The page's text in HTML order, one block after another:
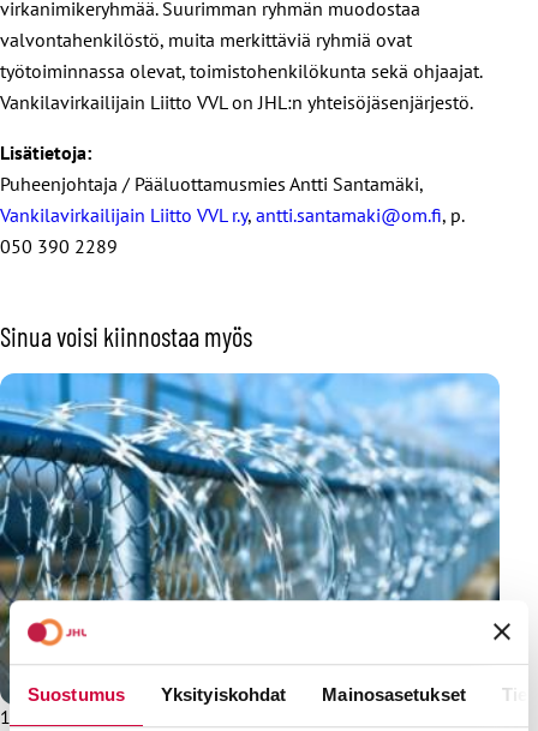
Suostumus Yksityiskohdat Mainosasetukset
virkanimikeryhmää. Suurimman ryhmän muodostaa
valvontahenkilöstö, muita merkittäviä ryhmiä ovat
työtoiminnassa olevat, toimistohenkilökunta sekä ohjaajat.
Vankilavirkailijain Liitto VVL on JHL:n yhteisöjäsenjärjestö.
Lisätietoja:
Puheenjohtaja / Pääluottamusmies Antti Santamäki,
Vankilavirkailijain Liitto VVL r.y, antti.santamaki@om.fi, p.
050 390 2289
Sinua voisi kiinnostaa myös
1.12.2025